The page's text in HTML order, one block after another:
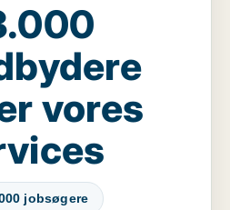
vores
jobsøgere